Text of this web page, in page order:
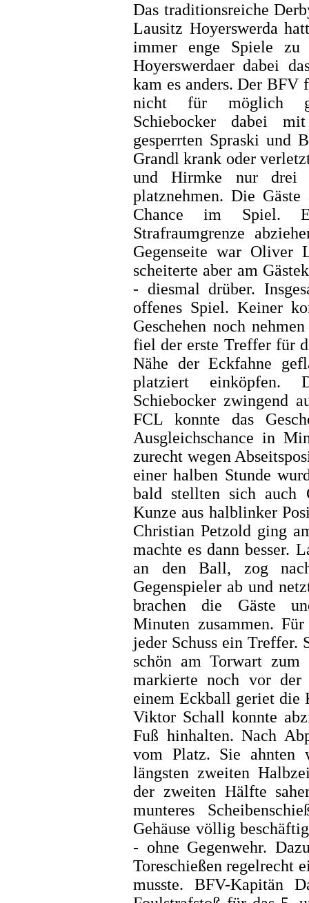
Das traditionsreiche
Lausitz Hoyerswerda
immer enge Spiele
Hoyerswerdaer dabei
kam es anders. Der BFV
nicht für möglich
Schiebocker dabei
gesperrten Spraski und
Grandl krank oder
und Hirmke nur drei
platznehmen. Die
Chance im Spiel.
Strafraumgrenze
Gegenseite war Oliver
scheiterte aber am
- diesmal drüber.
offenes Spiel. Keiner
Geschehen noch
fiel der erste Treffer für
Nähe der Eckfahne
platziert einköpfen.
Schiebocker zwingend
FCL konnte das
Ausgleichschance in
zurecht wegen
einer halben Stunde
bald stellten sich auch
Kunze aus halblinker
Christian Petzold ging
machte es dann besser.
an den Ball, zog
Gegenspieler ab und
brachen die Gäste
Minuten zusammen.
jeder Schuss ein Treffer.
schön am Torwart
markierte noch vor der
einem Eckball geriet die
Viktor Schall konnte
Fuß hinhalten. Nach
vom Platz. Sie ahnten
längsten zweiten
der zweiten Hälfte
munteres
Gehäuse völlig
- ohne Gegenwehr.
Toreschießen regelrecht
musste. BFV-Kapitän